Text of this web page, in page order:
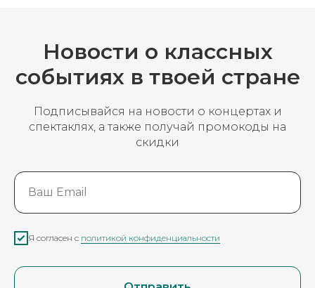
Новости о классных
событиях в твоей стране
Подписывайся на новости о концертах и
спектаклях, а также получай промокоды на
скидки
Ваш Email
Я согласен с политикой конфиденциальности